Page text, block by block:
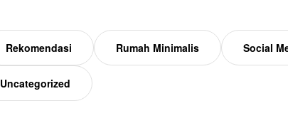
Rekomendasi Rumah Minimalis Social
Uncategorized